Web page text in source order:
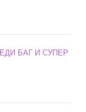
БАГ И СУПЕР